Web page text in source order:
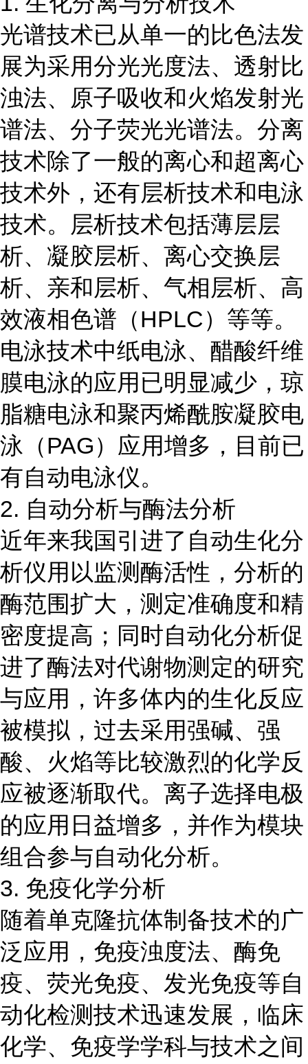
光谱技术已从单一的比色法发
展为采用分光光度法、透射比
浊法、原子吸收和火焰发射光
谱法、分子荧光光谱法。分离
技术除了一般的离心和超离心
技术外，还有层析技术和电泳
技术。层析技术包括薄层层
析、凝胶层析、离心交换层
析、亲和层析、气相层析、高
效液相色谱（HPLC）等等。
电泳技术中纸电泳、醋酸纤维
膜电泳的应用已明显减少，琼
脂糖电泳和聚丙烯酰胺凝胶电
泳（PAG）应用增多，目前已
有自动电泳仪。
2. 自动分析与酶法分析
近年来我国引进了自动生化分
析仪用以监测酶活性，分析的
酶范围扩大，测定准确度和精
密度提高；同时自动化分析促
进了酶法对代谢物测定的研究
与应用，许多体内的生化反应
被模拟，过去采用强碱、强
酸、火焰等比较激烈的化学反
应被逐渐取代。离子选择电极
的应用日益增多，并作为模块
组合参与自动化分析。
3. 免疫化学分析
随着单克隆抗体制备技术的广
泛应用，免疫浊度法、酶免
疫、荧光免疫、发光免疫等自
动化检测技术迅速发展，临床
化学、免疫学学科与技术之间